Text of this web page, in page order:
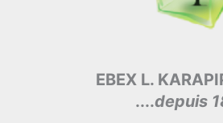
EBEX L.
....depuis